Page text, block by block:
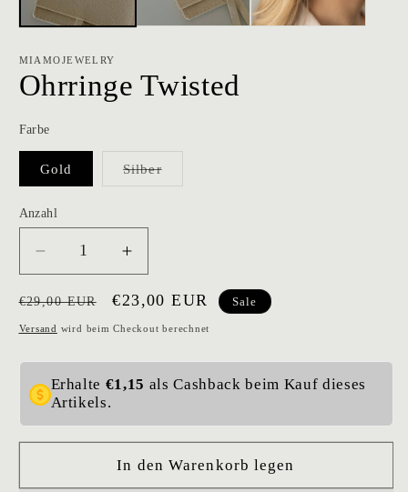
MIAMOJEWELRY
Ohrringe Twisted
Farbe
Gold SilberVariante
Anzahl
Verringere
die
Menge
für
Twisted
Erhöhe
die
Menge
für
Twisted
Normaler
Preis
€29,00 EUR Verkaufspreis
€23,00 EUR Sale
Versand wird beim Checkout berechnet
Erhalte €1,15 als Cashback beim Kauf dieses
Artikels.
In den Warenkorb legen